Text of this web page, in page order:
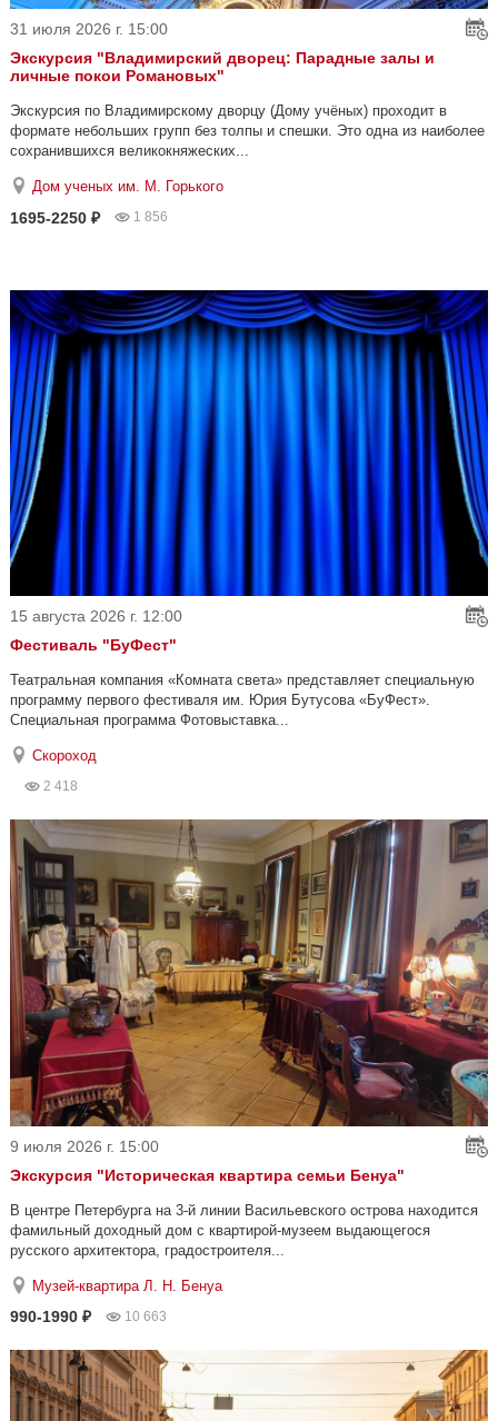
31 июля 2026 г. 15:00
Экскурсия "Владимирский дворец: Парадные залы и
личные покои Романовых"
Экскурсия по Владимирскому дворцу (Дому учёных) проходит в
формате небольших групп без толпы и спешки. Это одна из наиболее
сохранившихся великокняжеских...
Дом ученых им. М. Горького
1695-2250 ₽ 1 856
15 августа 2026 г. 12:00
Фестиваль "БуФест"
Театральная компания «Комната света» представляет специальную
программу первого фестиваля им. Юрия Бутусова «БуФест».
Специальная программа Фотовыставка...
Скороход
2 418
9 июля 2026 г. 15:00
Экскурсия "Историческая квартира семьи Бенуа"
В центре Петербурга на 3-й линии Васильевского острова находится
фамильный доходный дом с квартирой-музеем выдающегося
русского архитектора, градостроителя...
Музей-квартира Л. Н. Бенуа
990-1990 ₽ 10 663